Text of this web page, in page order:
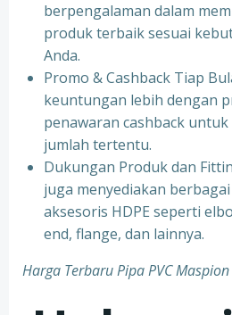
berpengalaman dalam
produk terbaik sesuai
Anda.
Promo & Cashback Tiap
keuntungan lebih dengan
penawaran cashback
jumlah tertentu.
Dukungan Produk dan
juga menyediakan
aksesoris HDPE seperti
end, flange, dan lainnya.
Harga Terbaru Pipa PVC